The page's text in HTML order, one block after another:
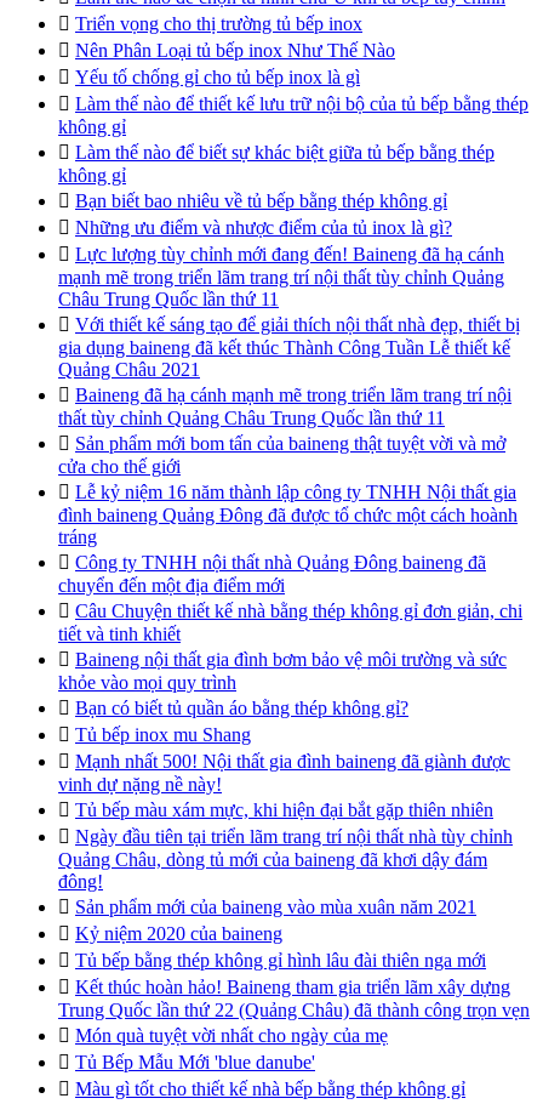
 Triển vọng cho thị trường tủ bếp inox
 Nên Phân Loại tủ bếp inox Như Thế Nào
 Yếu tố chống gỉ cho tủ bếp inox là gì
 Làm thế nào để thiết kế lưu trữ nội bộ của tủ bếp bằng thép
không gỉ
 Làm thế nào để biết sự khác biệt giữa tủ bếp bằng thép
không gỉ
 Bạn biết bao nhiêu về tủ bếp bằng thép không gỉ
 Những ưu điểm và nhược điểm của tủ inox là gì?
 Lực lượng tùy chỉnh mới đang đến! Baineng đã hạ cánh
mạnh mẽ trong triển lãm trang trí nội thất tùy chỉnh Quảng
Châu Trung Quốc lần thứ 11
 Với thiết kế sáng tạo để giải thích nội thất nhà đẹp, thiết bị
gia dụng baineng đã kết thúc Thành Công Tuần Lễ thiết kế
Quảng Châu 2021
 Baineng đã hạ cánh mạnh mẽ trong triển lãm trang trí nội
thất tùy chỉnh Quảng Châu Trung Quốc lần thứ 11
 Sản phẩm mới bom tấn của baineng thật tuyệt vời và mở
cửa cho thế giới
 Lễ kỷ niệm 16 năm thành lập công ty TNHH Nội thất gia
đình baineng Quảng Đông đã được tổ chức một cách hoành
tráng
 Công ty TNHH nội thất nhà Quảng Đông baineng đã
chuyển đến một địa điểm mới
 Câu Chuyện thiết kế nhà bằng thép không gỉ đơn giản, chi
tiết và tinh khiết
 Baineng nội thất gia đình bơm bảo vệ môi trường và sức
khỏe vào mọi quy trình
 Bạn có biết tủ quần áo bằng thép không gỉ?
 Tủ bếp inox mu Shang
 Mạnh nhất 500! Nội thất gia đình baineng đã giành được
vinh dự nặng nề này!
 Tủ bếp màu xám mực, khi hiện đại bắt gặp thiên nhiên
 Ngày đầu tiên tại triển lãm trang trí nội thất nhà tùy chỉnh
Quảng Châu, dòng tủ mới của baineng đã khơi dậy đám
đông!
 Sản phẩm mới của baineng vào mùa xuân năm 2021
 Kỷ niệm 2020 của baineng
 Tủ bếp bằng thép không gỉ hình lâu đài thiên nga mới
 Kết thúc hoàn hảo! Baineng tham gia triển lãm xây dựng
Trung Quốc lần thứ 22 (Quảng Châu) đã thành công trọn vẹn
 Món quà tuyệt vời nhất cho ngày của mẹ
 Tủ Bếp Mẫu Mới 'blue danube'
 Màu gì tốt cho thiết kế nhà bếp bằng thép không gỉ